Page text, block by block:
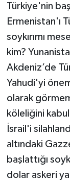
Türkiye'nin
Ermenistan'ı
soykırımı
kim?
Akdeniz’de
Yahudi'yi
olarak
köleliğini
İsrail'i
altındaki
başlattığı
dolar askeri